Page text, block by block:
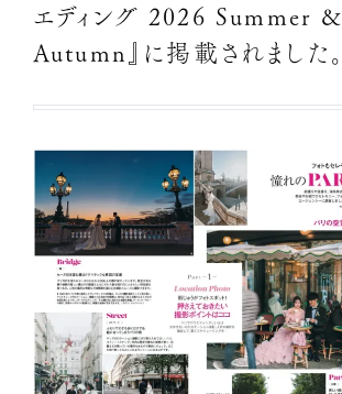
エディング 2026 Summer &
Autumn』に掲載されました。